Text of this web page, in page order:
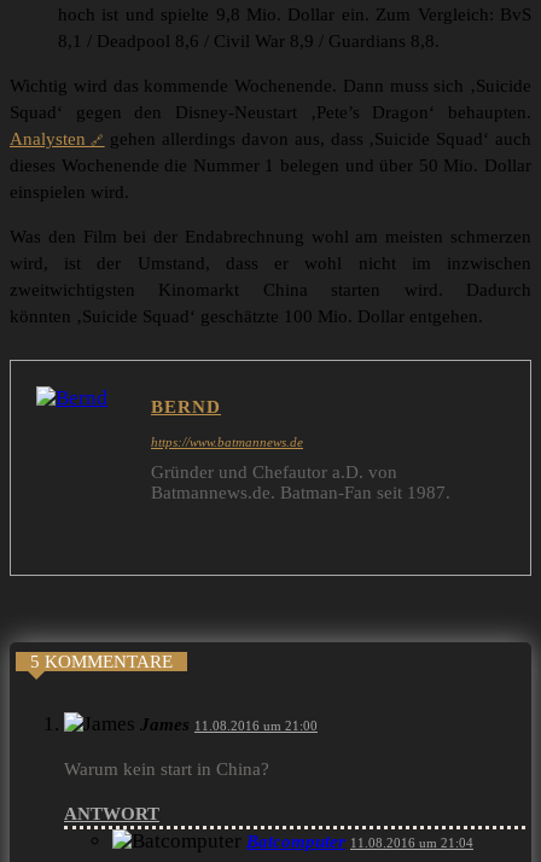
hoch ist und spielte 9,8 Mio. Dollar ein. Zum Vergleich: BvS
8,1 / Deadpool 8,6 / Civil War 8,9 / Guardians 8,8.
Wichtig wird das kommende Wochenende. Dann muss sich ‚Suicide
Squad‘ gegen den Disney-Neustart ‚Pete’s Dragon‘ behaupten.
Analysten
gehen allerdings davon aus, dass ‚Suicide Squad‘ auch
dieses Wochenende die Nummer 1 belegen und über 50 Mio. Dollar
einspielen wird.
Was den Film bei der Endabrechnung wohl am meisten schmerzen
wird, ist der Umstand, dass er wohl nicht im inzwischen
zweitwichtigsten Kinomarkt China starten wird. Dadurch
könnten ‚Suicide Squad‘ geschätzte 100 Mio. Dollar entgehen.
BERND
https://www.batmannews.de
Gründer und Chefautor a.D. von
Batmannews.de. Batman-Fan seit 1987.
5 KOMMENTARE
James 11.08.2016 um 21:00
Warum kein start in China?
ANTWORT
Batcomputer 11.08.2016 um 21:04